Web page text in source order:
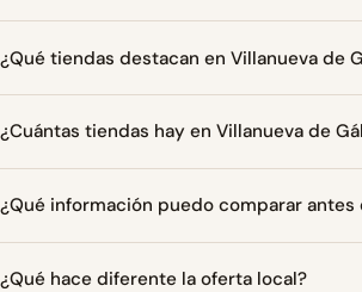
¿Qué tiendas destacan en Villanueva de
¿Cuántas tiendas hay en Villanueva de
¿Qué información puedo comparar antes
¿Qué hace diferente la oferta local?